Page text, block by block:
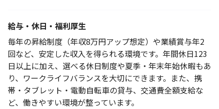
給与・休日・福利厚生
毎年の昇給制度（年収8万円アップ想定）や業績賞与年2
回など、安定した収入を得られる環境です。年間休日123
日以上に加え、選べる休日制度や夏季・年末年始休暇もあ
り、ワークライフバランスを大切にできます。また、携
帯・タブレット・電動自転車の貸与、交通費全額支給な
ど、働きやすい環境が整っています。